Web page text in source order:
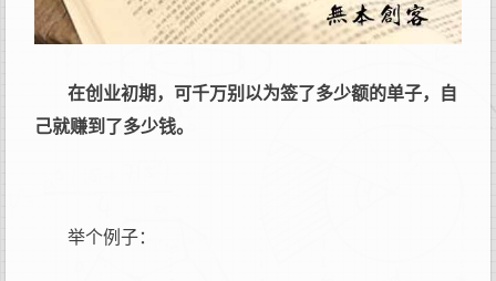
在创业初期，可千万别以为签了多少额的单子，自
己就赚到了多少钱。
举个例子：